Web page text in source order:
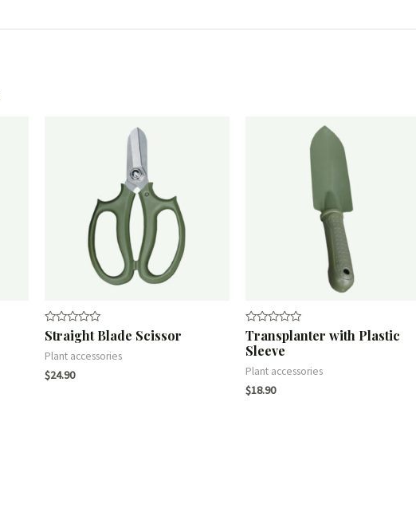
Rated
0
out
of
5
Straight Blade Scissor
Plant accessories
$24.90
Rated
0
out
5
Transplanter with Plastic
Sleeve
Plant accessories
$18.90